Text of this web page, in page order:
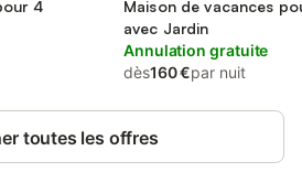
4
lac de Garde
Maison de vacances
avec Jardin
Annulation gratuite
dès160 €par nuit
toutes les offres